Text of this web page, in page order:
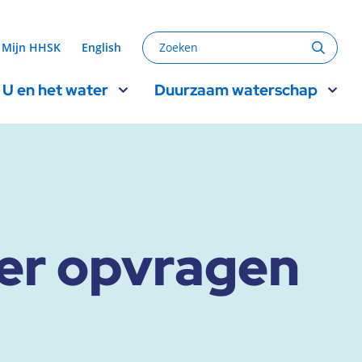
Mijn HHSK English Zoeken
U en het water Duurzaam waterschap
opvragen